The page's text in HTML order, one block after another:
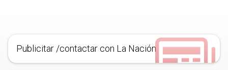
Publicitar /contactar con La Nación